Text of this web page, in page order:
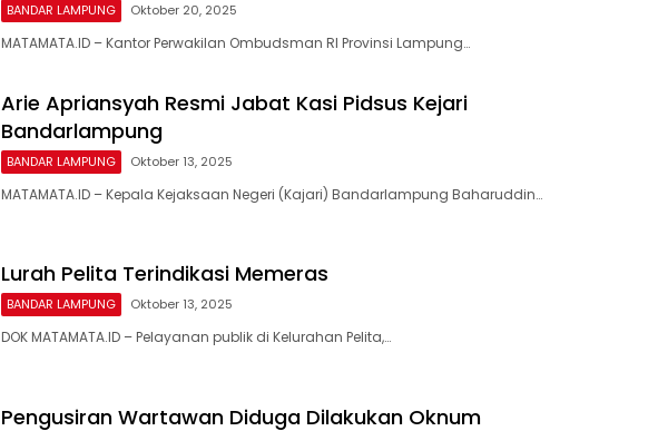
BANDAR LAMPUNG Oktober 20, 2025
MATAMATA.ID – Kantor Perwakilan Ombudsman RI Provinsi Lampung…
Arie Apriansyah Resmi Jabat Kasi Pidsus Kejari
Bandarlampung
BANDAR LAMPUNG Oktober 13, 2025
MATAMATA.ID – Kepala Kejaksaan Negeri (Kajari) Bandarlampung Baharuddin…
Lurah Pelita Terindikasi Memeras
BANDAR LAMPUNG Oktober 13, 2025
DOK MATAMATA.ID – Pelayanan publik di Kelurahan Pelita,…
Pengusiran Wartawan Diduga Dilakukan Oknum